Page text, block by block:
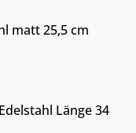
matt 25,5 cm
Länge 34